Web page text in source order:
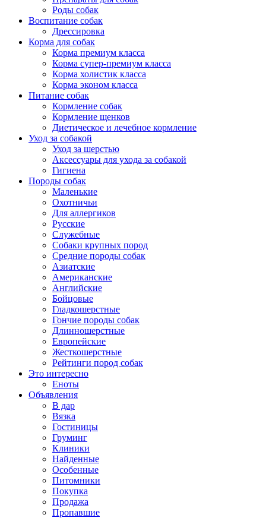
Роды собак
Воспитание собак
Дрессировка
Корма для собак
Корма премиум класса
Корма супер-премиум класса
Корма холистик класса
Корма эконом класса
Питание собак
Кормление собак
Кормление щенков
Диетическое и лечебное кормление
Уход за собакой
Уход за шерстью
Аксессуары для ухода за собакой
Гигиена
Породы собак
Маленькие
Охотничьи
Для аллергиков
Русские
Служебные
Собаки крупных пород
Средние породы собак
Азиатские
Американские
Английские
Бойцовые
Гладкошерстные
Гончие породы собак
Длинношерстные
Европейские
Жесткошерстные
Рейтинги пород собак
Это интересно
Еноты
Объявления
В дар
Вязка
Гостиницы
Груминг
Клиники
Найденные
Особенные
Питомники
Покупка
Продажа
Пропавшие